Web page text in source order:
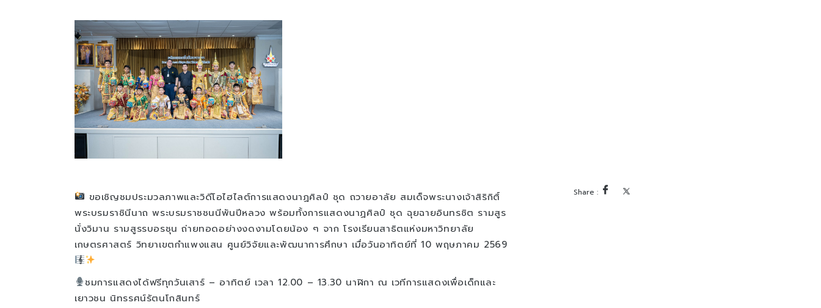
ขอเชิญชมประมวลภาพและวิดีโอไฮไลต์การแสดงนาฏศิลป์ ชุด ถวายอาลัย สมเด็จพระนางเจ้าสิริกิติ์
พระบรมราชินีนาถ พระบรมราชชนนีพันปีหลวง พร้อมทั้งการแสดงนาฏศิลป์ ชุด ฉุยฉายอินทรชิต รามสูร
นั่งวิมาน รามสูรรบอรชุน ถ่ายทอดอย่างงดงามโดยน้อง ๆ จาก โรงเรียนสาธิตแห่งมหาวิทยาลัย
เกษตรศาสตร์ วิทยาเขตกำแพงแสน ศูนย์วิจัยและพัฒนาการศึกษา เมื่อวันอาทิตย์ที่ 10 พฤษภาคม 2569
ชมการแสดงได้ฟรีทุกวันเสาร์ – อาทิตย์ เวลา 12.00 – 13.30 นาฬิกา ณ เวทีการแสดงเพื่อเด็กและ
เยาวชน นิทรรศน์รัตนโกสินทร์